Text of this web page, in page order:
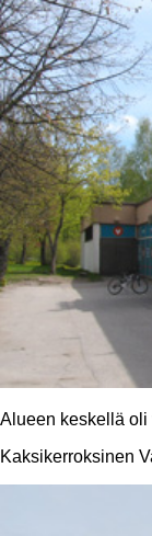
Alueen keskellä oli
Kaksikerroksinen